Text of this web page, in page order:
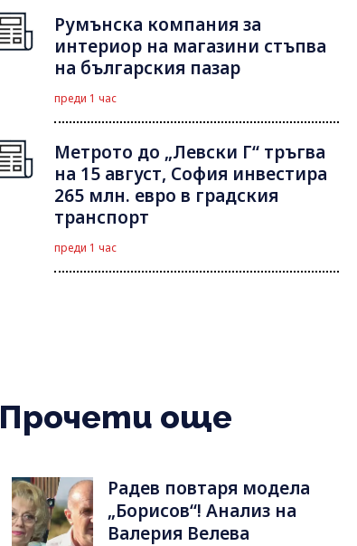
Румънска компания за
интериор на магазини стъпва
на българския пазар
преди 1 час
Метрото до „Левски Г“ тръгва
на 15 август, София инвестира
265 млн. евро в градския
транспорт
преди 1 час
Прочети още
Радев повтаря модела
„Борисов“! Анализ на
Валерия Велева